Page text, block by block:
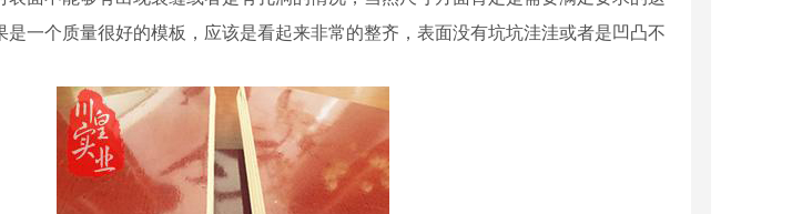
一个质量很好的模板，应该是看起来非常的整齐，表面没有坑坑洼洼或者是凹凸不